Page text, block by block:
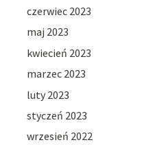
czerwiec 2023
maj 2023
kwiecień 2023
marzec 2023
luty 2023
styczeń 2023
wrzesień 2022